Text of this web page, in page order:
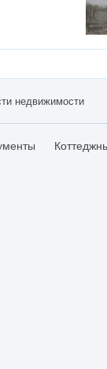
недвижимости